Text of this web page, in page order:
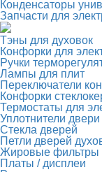
Конденсаторы
Запчасти для
Тэны для духовок
Конфорки для
Ручки
Лампы для плит
Переключатели
Конфорки
Термостаты для
Уплотнители двери
Стекла дверей
Петли дверей
Жировые фильтры
Платы / дисплеи